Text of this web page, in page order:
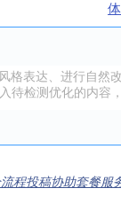
程投稿协助套餐服